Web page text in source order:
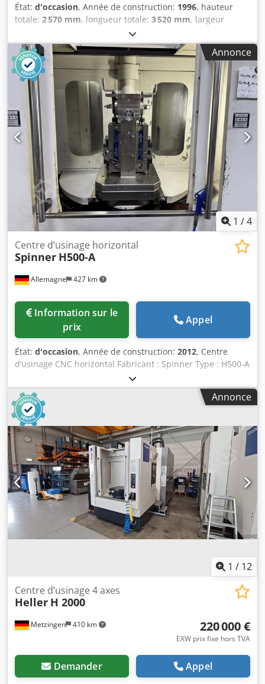
État: d'occasion, Année de construction: 1996, hauteur
totale: 2 570 mm, longueur totale: 3 520 mm, largeur
, Poids à vide : 6 000 kg Prix : Sur
demande Dsdpfow Slaxjx Ahzokr - Année de construction :
1996 - Documentation disponible : Oui - Marquage CE
présent : Oui - Certificat CE disponible : Non - Numéro de
série : M2058 - Commande : CNC - Nombre d’axes [unités] :
3 - Course axe X [mm] : 750 - Course axe Y [mm] : 420 -
Course axe Z [mm] : 450 - Longueur de table [mm] : 900 -
Largeur de table [mm] : 420 - Vitesse de broche min.
[tr/min] : 40 - Vitesse de broche max. [tr/min] : 8 000 -
Dimensions de transport : 3 520 mm x 2 350 mm x 2 575
mm (L x l x h) - Poids de transport [kg] : 6 000 kg
Informations financières TVA : Le prix indiqué s’entend
hors TVA TVA/régime de la marge : TVA déductible pour les
professionnels Livraison et reprise possibles à tout
moment pour tout équipement industriel Lukas van
Rossum
Annonce
1 /4
Allemagne 427 km
Centre d’usinage horizontal
Spinner H500-A
prix
Appel
État: d'occasion, Année de construction: 2012, Centre
d’usinage CNC horizontal Fabricant : Spinner Type : H500-A
Année de fabrication : 2012 Commande numérique : Fanuc
Oimd Dodpfx Aozqva Sshzjkr Course : X/Y/Z : 700 x 650 x
650 mm ; 36 m/min. Broche de fraisage 12 000 tr/min avec
entraînement direct « In-Line » Cône de l’outil, taille 40
Dispositif de soufflage pour le cône de la broche 4e axe :
table rotative Changeur de palettes double : 2 x 500 x
500 mm Changeur d’outils automatique à grande vitesse
de type à double bras pour 60 outils Fraisage et perçage
horizontaux Usinage multiposition en combinaison avec
une table rotative en tant que 4e axe Guidage linéaire sur
les trois axes cales de précision en verre sur tous les axes
Mesure d’outil au laser, capteur de mesure de pièce
RENISHAW IKZ 40 bars Carter intégral de protection contre
les projections Rinçage à haute pression Éclairage de la
Annonce
1 / 12
Metzingen 410 km
Centre d’usinage 4 axes
Heller H 2000
220 000 €
EXW prix fixe hors TVA
Demander Appel